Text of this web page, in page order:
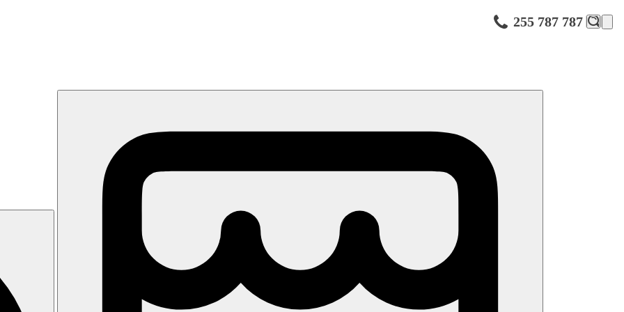
255 787 787
• Vasa muzeum • Riksdag • Drottningholm
okružní jízda metropolí. Přejezd na ubytování. Dle časových možností procházka po městě s průvodcem.
Stockholmu, rozkládající se na ostrovech zálivu Baltického moře. Návštěva starého města včetně oficiálního sídla švédského krále Karla
, nebo budovy moderní radnice, v níž se každý rok pořádá banket na počest udílení Nobelovy ceny. Dále je možné navštívit i
Národní galerii či nejznámější
severských zemína ostrově Djurgården, založený roku 1891 Arturem Hazeliusem, jehož práce se
, také označovaný jako "Versailles severu" a jeho prohlídka. Toto místo je od roku 1981 soukromou rezidencí švédské královské
zámku návrat lodí zpět. Nocleh.
letiště a odlet do Prahy.